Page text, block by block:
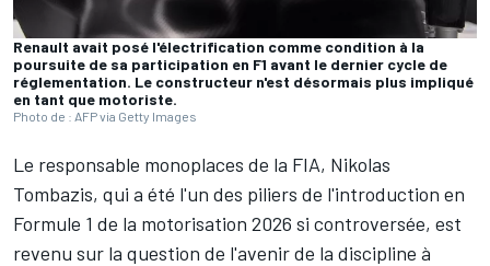
Renault avait posé l'électrification comme condition à la
poursuite de sa participation en F1 avant le dernier cycle de
réglementation. Le constructeur n'est désormais plus impliqué
en tant que motoriste.
Photo de : AFP via Getty Images
Le responsable monoplaces de la FIA, Nikolas
Tombazis, qui a été l'un des piliers de l'introduction en
Formule 1 de la motorisation 2026 si controversée, est
revenu sur la question de l'avenir de la discipline à